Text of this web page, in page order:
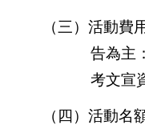
（三）活動費
告為主：
考文宣
（四）活動名